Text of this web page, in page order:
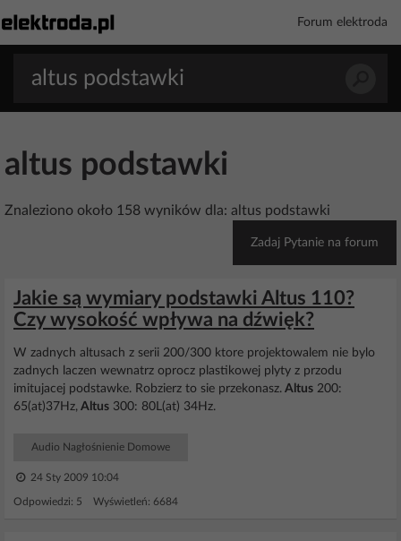
Forum elektroda
altus podstawki
Znaleziono około 158 wyników dla: altus podstawki
Zadaj Pytanie na forum
Jakie są wymiary podstawki Altus 110?
Czy wysokość wpływa na dźwięk?
W zadnych altusach z serii 200/300 ktore projektowalem nie bylo
zadnych laczen wewnatrz oprocz plastikowej plyty z przodu
imitujacej podstawke. Robzierz to sie przekonasz. Altus 200:
65(at)37Hz, Altus 300: 80L(at) 34Hz.
Audio Nagłośnienie Domowe
24 Sty 2009 10:04
Odpowiedzi: 5 Wyświetleń: 6684